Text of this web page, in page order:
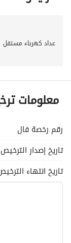
عداد كهرباء مستقل
معلومات
رقم رخصة فال
تاريخ إصدار الترخيص
تاريخ انتهاء